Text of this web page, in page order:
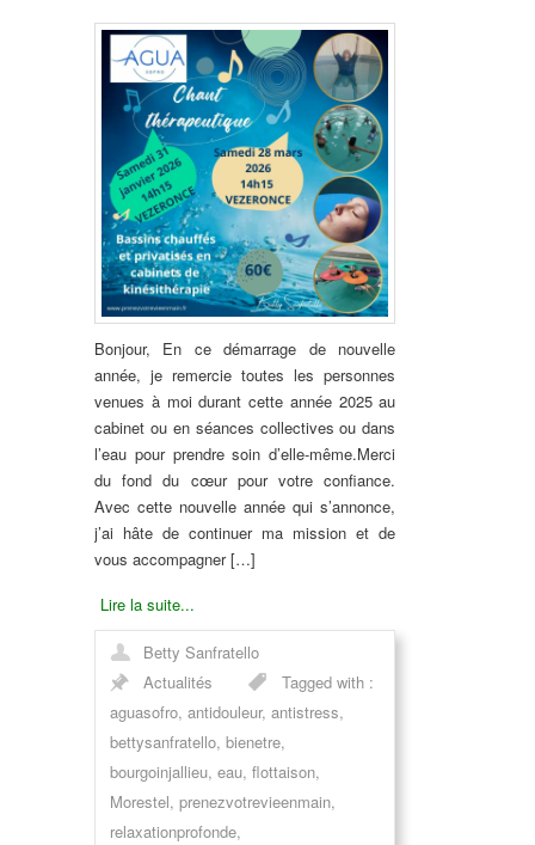
Bonjour, En ce démarrage de nouvelle
année, je remercie toutes les personnes
venues à moi durant cette année 2025 au
cabinet ou en séances collectives ou dans
l’eau pour prendre soin d’elle-même.Merci
du fond du cœur pour votre confiance.
Avec cette nouvelle année qui s’annonce,
j’ai hâte de continuer ma mission et de
vous accompagner […]
Lire la suite...
Betty Sanfratello
Actualités
Tagged with :
aguasofro, antidouleur, antistress,
bettysanfratello, bienetre,
bourgoinjallieu, eau, flottaison,
Morestel, prenezvotrevieenmain,
relaxationprofonde,